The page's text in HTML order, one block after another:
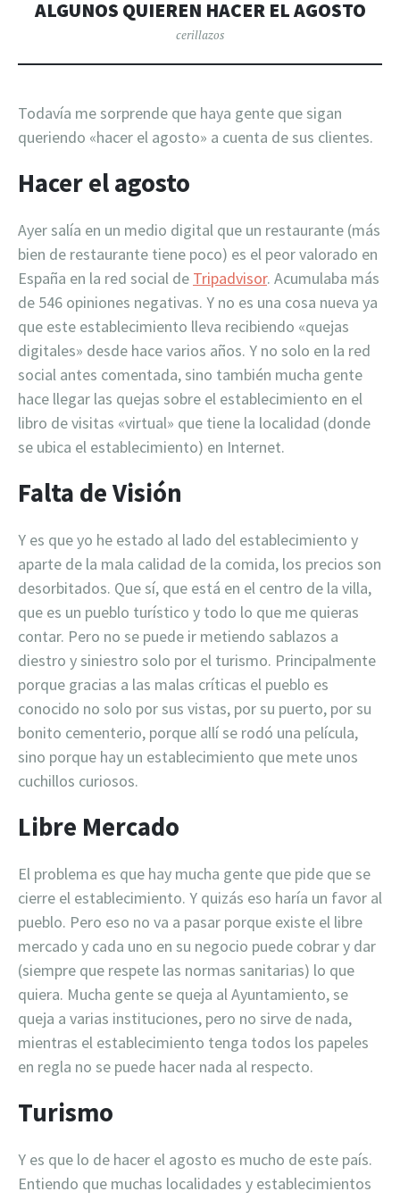
ALGUNOS QUIEREN HACER EL AGOSTO
cerillazos
Todavía me sorprende que haya gente que sigan
queriendo «hacer el agosto» a cuenta de sus clientes.
Hacer el agosto
Ayer salía en un medio digital que un restaurante (más
bien de restaurante tiene poco) es el peor valorado en
España en la red social de Tripadvisor. Acumulaba más
de 546 opiniones negativas. Y no es una cosa nueva ya
que este establecimiento lleva recibiendo «quejas
digitales» desde hace varios años. Y no solo en la red
social antes comentada, sino también mucha gente
hace llegar las quejas sobre el establecimiento en el
libro de visitas «virtual» que tiene la localidad (donde
se ubica el establecimiento) en Internet.
Falta de Visión
Y es que yo he estado al lado del establecimiento y
aparte de la mala calidad de la comida, los precios son
desorbitados. Que sí, que está en el centro de la villa,
que es un pueblo turístico y todo lo que me quieras
contar. Pero no se puede ir metiendo sablazos a
diestro y siniestro solo por el turismo. Principalmente
porque gracias a las malas críticas el pueblo es
conocido no solo por sus vistas, por su puerto, por su
bonito cementerio, porque allí se rodó una película,
sino porque hay un establecimiento que mete unos
cuchillos curiosos.
Libre Mercado
El problema es que hay mucha gente que pide que se
cierre el establecimiento. Y quizás eso haría un favor al
pueblo. Pero eso no va a pasar porque existe el libre
mercado y cada uno en su negocio puede cobrar y dar
(siempre que respete las normas sanitarias) lo que
quiera. Mucha gente se queja al Ayuntamiento, se
queja a varias instituciones, pero no sirve de nada,
mientras el establecimiento tenga todos los papeles
en regla no se puede hacer nada al respecto.
Turismo
Y es que lo de hacer el agosto es mucho de este país.
Entiendo que muchas localidades y establecimientos